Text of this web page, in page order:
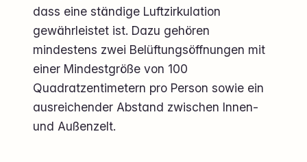
dass eine ständige Luftzirkulation
gewährleistet ist. Dazu gehören
mindestens zwei Belüftungsöffnungen mit
einer Mindestgröße von 100
Quadratzentimetern pro Person sowie ein
ausreichender Abstand zwischen Innen-
und Außenzelt.